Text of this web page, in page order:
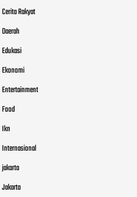
Cerita Rakyat
Daerah
Edukasi
Ekonomi
Entertainment
Food
Ikn
Internasional
jakarta
Jakarta